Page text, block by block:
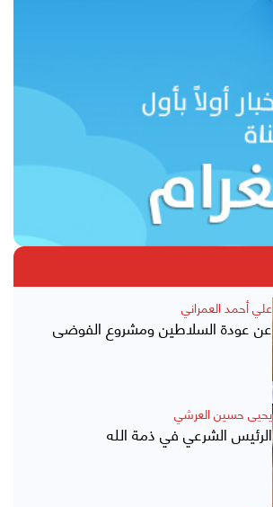
علي أحمد العمراني
عن عودة السلاطين ومشروع الفوضى
يحيى حسين العرشي
الرئيس الشرعي في ذمة الله